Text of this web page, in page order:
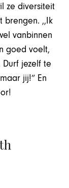
ze diversiteit
brengen. ,,Ik
vanbinnen
goed voelt,
jezelf te
jij!” En